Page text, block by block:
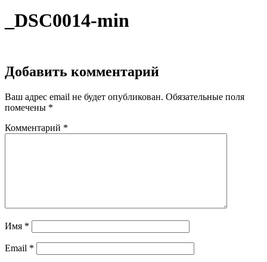
_DSC0014-min
Добавить комментарий
Ваш адрес email не будет опубликован. Обязательные поля
помечены *
Комментарий *
Имя *
Email *